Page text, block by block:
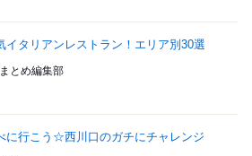
イタリアンレストラン！エリア別30選
とめ編集部
に行こう☆西川口のガチにチャレンジ